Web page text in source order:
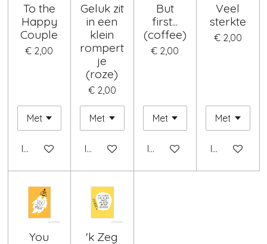
To the
Happy
Couple
€ 2,00
In winkelwagen
Geluk zit
in een
klein
rompert
je
(roze)
€ 2,00
In winkelwagen
But
first...
(coffee)
€ 2,00
In winkelwagen
Veel
sterkte
€ 2,00
In
You
'k Zeg